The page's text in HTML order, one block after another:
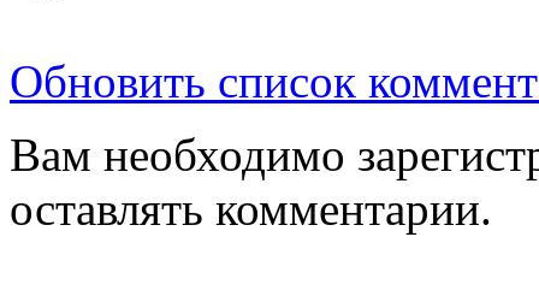
Обновить список
Вам необходимо
оставлять комментарии.